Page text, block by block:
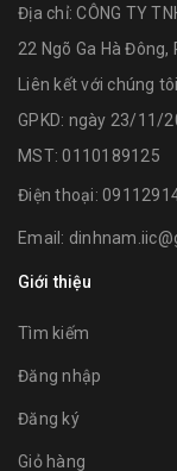
Địa chỉ:CÔNG TY
22 Ngõ Ga Hà Đông,
Liên kết với chúng
GPKD: ngày 23/11/
MST: 0110189125
Điện thoại:
Email:
Giới thiệu
Tìm kiếm
Đăng nhập
Đăng ký
Giỏ hàng